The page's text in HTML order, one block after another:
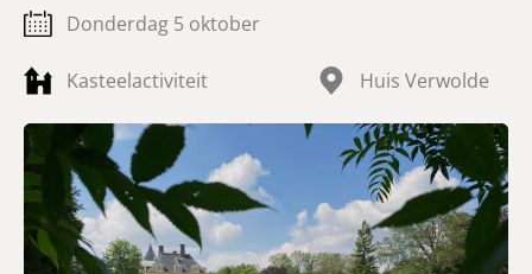
donderdag 5 oktober
Kasteelactiviteit Huis Verwolde